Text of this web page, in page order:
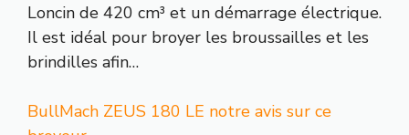
Loncin de 420 cm³ et un démarrage électrique.
Il est idéal pour broyer les broussailles et les
brindilles afin…
BullMach ZEUS 180 LE notre avis sur ce